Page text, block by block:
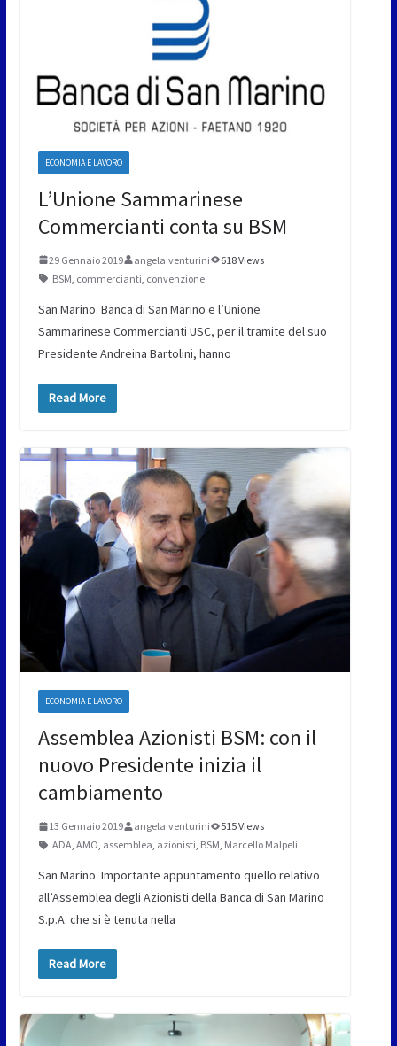
ECONOMIA E LAVORO
L’Unione Sammarinese
Commercianti conta su BSM
29 Gennaio 2019 angela.venturini
618 Views
BSM commercianti convenzione
San Marino. Banca di San Marino e l’Unione
Sammarinese Commercianti USC, per il tramite del suo
Presidente Andreina Bartolini, hanno
Read More
ECONOMIA E LAVORO
Assemblea Azionisti BSM: con il
nuovo Presidente inizia il
cambiamento
13 Gennaio 2019 angela.venturini
515 Views
ADA, AMO, assemblea, azionisti, BSM, Marcello Malpeli
San Marino. Importante appuntamento quello relativo
all’Assemblea degli Azionisti della Banca di San Marino
S.p.A. che si è tenuta nella
Read More